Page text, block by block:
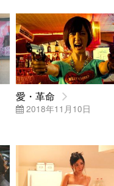
愛・革命
2018年11月10日